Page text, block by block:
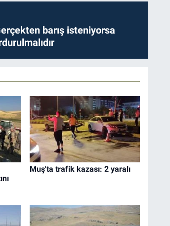
barış isteniyorsa
Muş'ta trafik kazası: 2 yaralı